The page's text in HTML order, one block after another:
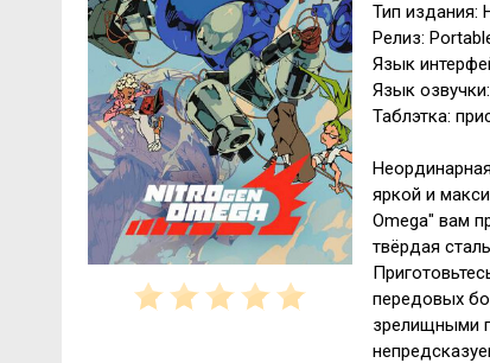
Тип издания:
Релиз:
Язык
Язык озвучки:
Таблэтка:
яркой и
Omega" вам
твёрдая
передовых
зрелищными